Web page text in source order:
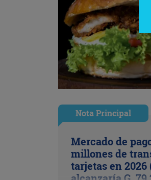
Nota Principal
Mercado de
millones de
tarjetas en